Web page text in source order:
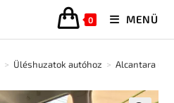
0 MENÜ
> Üléshuzatok autóhoz > Alcantara